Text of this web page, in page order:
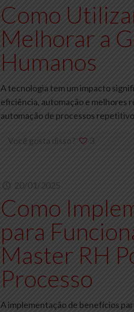
Como
Melhorar a
Humanos
A tecnologia tem um impacto
eficiência, automação e melhores
automação de processos
Você gosta disso? 3
20/01/2025
Como
para
Master RH
Processo
A implementação de benefícios